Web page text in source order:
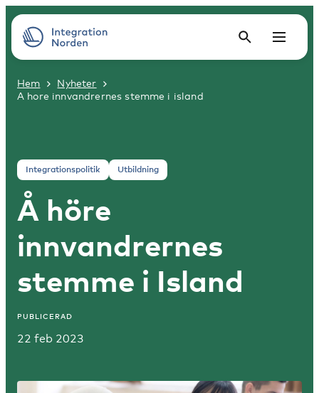
Hem
Nyheter
A hore innvandrernes stemme i island
Integrationspolitik Utbildning
Å höre
innvandrernes
stemme i Island
PUBLICERAD
22 feb 2023